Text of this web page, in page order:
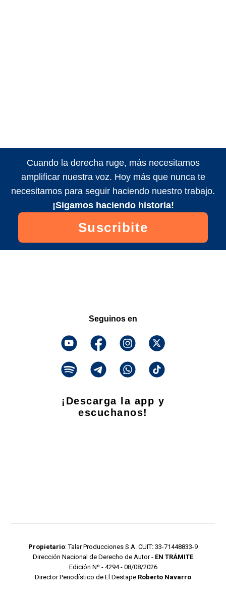
Cuando la derecha ruge, más necesitamos
amplificar nuestra voz. Hoy más que nunca te
necesitamos para seguir haciendo nuestro trabajo.
¡Sigamos haciendo historia!
Suscribite
Seguinos en
¡Descarga la app y
escuchanos!
Propietario: Talar Producciones S.A. CUIT: 33-71448833-9
Dirección Nacional de Derecho de Autor - EN TRÁMITE
Edición Nº - 4294 - 08/08/2026
Director Periodístico de El Destape Roberto Navarro